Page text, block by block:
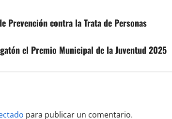
Prevención contra la Trata de Personas
el Premio Municipal de la Juventud 2025
para publicar un comentario.